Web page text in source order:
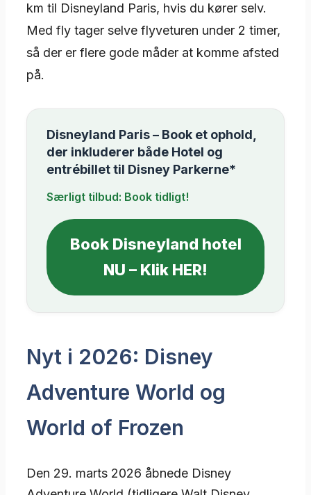
km til Disneyland Paris, hvis du kører selv.
Med fly tager selve flyveturen under 2 timer,
så der er flere gode måder at komme afsted
på.
Disneyland Paris – Book et ophold,
der inkluderer både Hotel og
entrébillet til Disney Parkerne*
Særligt tilbud: Book tidligt!
Book Disneyland hotel
NU – Klik HER!
Nyt i 2026: Disney
Adventure World og
World of Frozen
Den 29. marts 2026 åbnede Disney